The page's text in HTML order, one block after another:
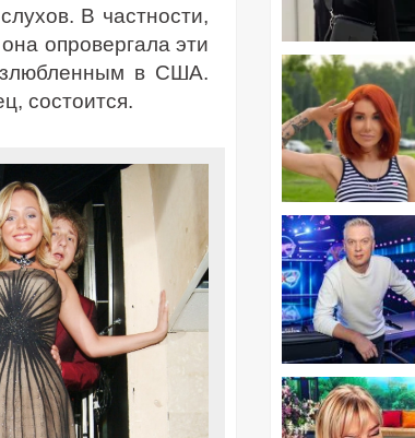
В частности,
опровергала эти
в США.
состоится.